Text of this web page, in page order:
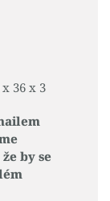
36 x 3
by se